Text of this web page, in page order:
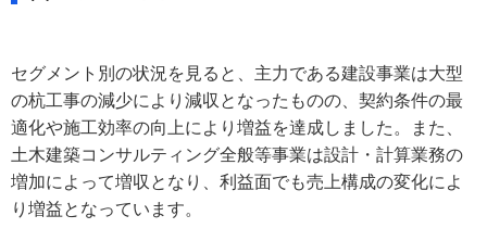
セグメント別の状況を見ると、主力である建設事業は大型
の杭工事の減少により減収となったものの、契約条件の最
適化や施工効率の向上により増益を達成しました。また、
土木建築コンサルティング全般等事業は設計・計算業務の
増加によって増収となり、利益面でも売上構成の変化によ
り増益となっています。